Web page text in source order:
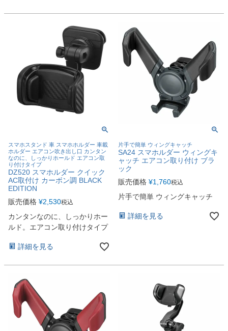
スマホスタンド 車 スマホホルダー 車載
ホルダー エアコン吹き出し口 カンタン
なのに、しっかりホールド エアコン取
り付けタイプ
DZ520 スマホルダー クイック
AC取付け カーボン調 BLACK
EDITION
販売価格 ¥2,530税込
カンタンなのに、しっかりホー
ルド。エアコン取り付けタイプ
詳細を見る
片手で簡単 ウィングキャッチ
SA24 スマホルダー ウィングキ
ャッチ エアコン取り付け ブラ
ック
販売価格 ¥1,760税込
片手で簡単 ウィングキャッチ
詳細を見る